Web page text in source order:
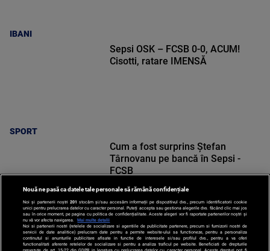
IBANI
SPORT
Sepsi OSK – FCSB 0-0, ACUM!
Cisotti, ratare IMENSĂ
SPORT
Cum a fost surprins Ștefan
Târnovanu pe bancă în Sepsi -
FCSB
Nouă ne pasă ca datele tale personale să rămână confidențiale
Noi și partenerii noștri 201 stocăm și/sau accesăm informații pe dispozitivul dvs., precum identificatorii cookie
unici pentru prelucrarea datelor cu caracter personal. Puteți accepta sau gestiona alegerile dvs. făcând clic mai jos
sau în orice moment, pe pagina cu politica de confidențialitate. Aceste alegeri vor fi raportate partenerilor noștri și
nu vă vor afecta navigarea.
Mai multe detalii
Noi si partenerii nostri (retelele de socializare si agentiile de publicitate partenere, precum si furnizorii nostri de
servicii de date analitice) prelucram date pentru a permite website-ului sa functioneze, pentru a personaliza
continutul si anunturile publicitare afisate in functie de interesele si/sau profilul dvs., pentru a va oferi
functionalitati aferente retelelor de socializare si pentru a analiza traficul pe website. Beneficiati de drepturile
prevazute de art. 15-22 din GDPR in legatura cu prelucrarea datelor cu caracter personal. Aceste drepturi pot fi